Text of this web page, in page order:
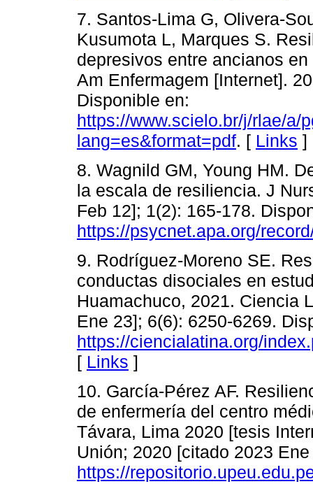
7. Santos-Lima G, Olivera-
Kusumota L, Marques S.
depresivos entre ancianos
Am Enfermagem [Internet].
Disponible en:
https://www.scielo.br/j/rlae/a/
lang=es&format=pdf. [ Links ]
8. Wagnild GM, Young HM.
la escala de resiliencia. J
Feb 12]; 1(2): 165-178.
https://psycnet.apa.org/
9. Rodríguez-Moreno SE.
conductas disociales en
Huamachuco, 2021. Ciencia
Ene 23]; 6(6): 6250-6269.
https://ciencialatina.org/
[ Links ]
10. García-Pérez AF.
de enfermería del centro
Távara, Lima 2020 [tesis
Unión; 2020 [citado 2023
https://